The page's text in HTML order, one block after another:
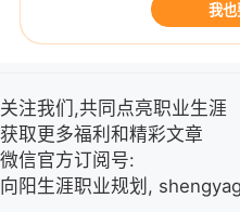
我也
关注我们,共同点亮职业生涯
获取更多福利和精彩文章
微信官方订阅号:
向阳生涯职业规划,